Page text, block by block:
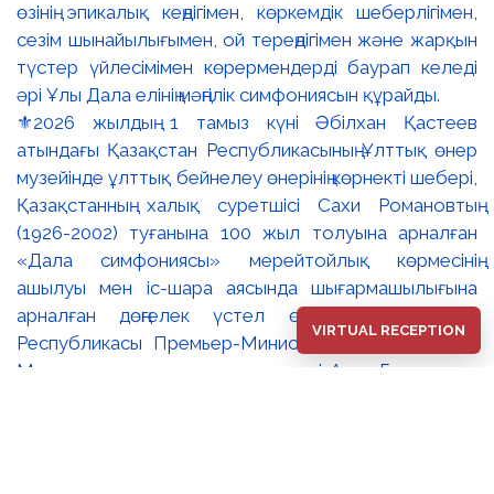
⚜️2026 жылдың 1 тамыз күні Әбілхан Қастеев
атындағы Қазақстан Республикасының Ұлттық өнер
музейінде ұлттық бейнелеу өнерінің көрнекті шебері,
Қазақстанның халық суретшісі Сахи Романовтың
(1926-2002) туғанына 100 жыл толуына арналған
«Дала симфониясы» мерейтойлық көрмесінің
ашылуы мен іс-шара аясында шығармашылығына
арналған дөңгелек үстел өтті. 🔹Қазақстан
Республикасы Премьер-Министрінің орынбасары –
Мәдениет және ақпарат министрі Аида Ғалымқызы
VIRTUAL RECEPTION